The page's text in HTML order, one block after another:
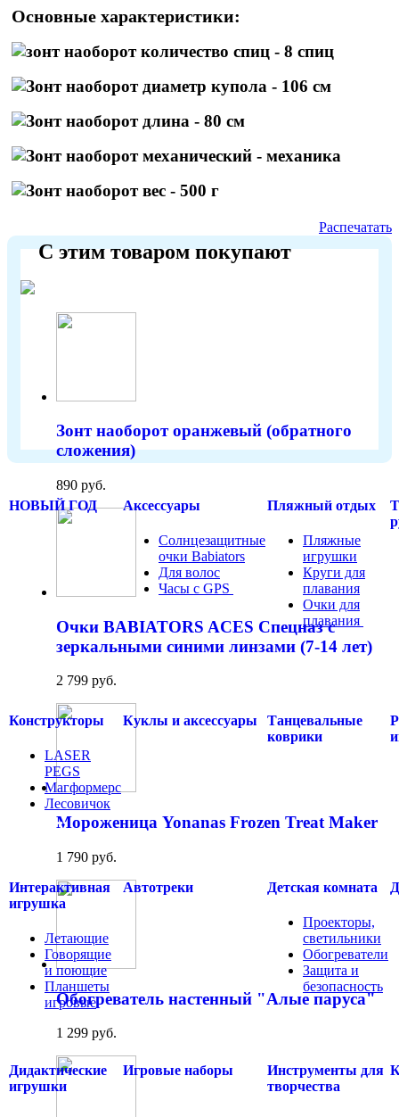
Основные характеристики:
- 8 спиц
- 106 см
- 80 см
- механика
- 500 г
Распечатать
С этим товаром покупают
Зонт наоборот оранжевый (обратного
сложения)
890 руб.
Очки BABIATORS ACES Спецназ с
зеркальными синими линзами (7-14 лет)
2 799 руб.
Мороженица Yonanas Frozen Treat Maker
1 790 руб.
Обогреватель настенный "Алые паруса"
1 299 руб.
НОВЫЙ ГОД Аксессуары
Солнцезащитные
очки Babiators
Для волос
Часы с GPS
Пляжный отдых
Пляжные
игрушки
Круги для
плавания
Очки для
плавания
Конструкторы
LASER
PEGS
Магформерс
Лесовичок
.....
Куклы и аксессуары
Танцевальные
коврики
Интерактивная
игрушка
Летающие
Говорящие
и поющие
Планшеты
игровые
Автотреки Детская комната
Проекторы,
светильники
Обогреватели
Защита и
безопасность
.....
Дидактические
игрушки
Игровые наборы
Инструменты для
творчества